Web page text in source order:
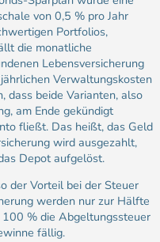
von 0,5 % pro Jahr
Portfolios,
die monatliche
Lebensversicherung
Verwaltungskosten
dass beide Varianten, also
am Ende gekündigt
fließt. Das heißt, das Geld
wird ausgezahlt,
Depot aufgelöst.
der Vorteil bei der Steuer
werden nur zur Hälfte
% die Abgeltungssteuer
fällig.